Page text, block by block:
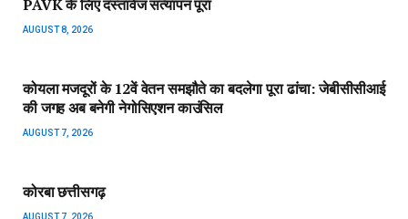
PAVK के लिए दस्तावेज सत्यापन पूरा
AUGUST 8, 2026
कोयला मजदूरों के 12वें वेतन समझौते का बदलेगा पूरा ढांचा: जेबीसीसीआई
की जगह अब बनेगी नेगोसिएशन काउंसिल
AUGUST 7, 2026
कोरबा छत्तीसगढ़